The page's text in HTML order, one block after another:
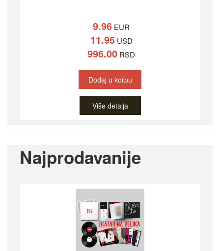
9.96 EUR
11.95USD
996.00 RSD
Dodaj u korpu
Više detalja
Najprodavanije